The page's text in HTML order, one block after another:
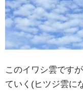
このイワシ雲です
ていく(ヒツジ雲に